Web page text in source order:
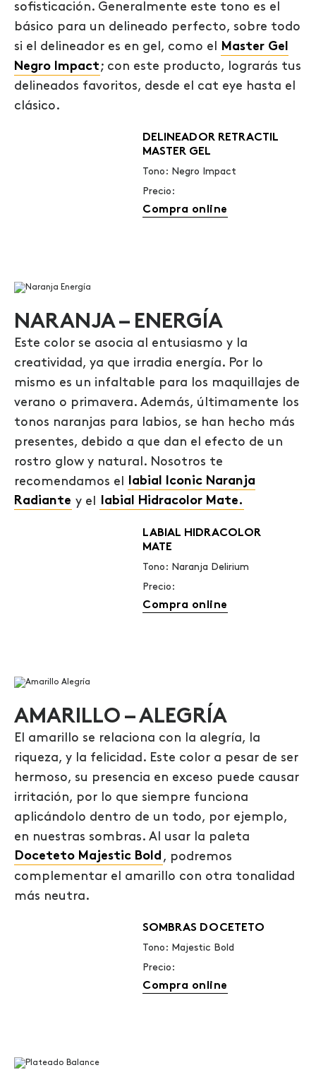
sofisticación. Generalmente este tono es el
básico para un delineado perfecto, sobre todo
si el delineador es en gel, como el Master Gel
Negro Impact; con este producto, lograrás tus
delineados favoritos, desde el cat eye hasta el
clásico.
DELINEADOR RETRACTIL
MASTER GEL
Tono: Negro Impact
Precio:
Compra online
NARANJA – ENERGÍA
Este color se asocia al entusiasmo y la
creatividad, ya que irradia energía. Por lo
mismo es un infaltable para los maquillajes de
verano o primavera. Además, últimamente los
tonos naranjas para labios, se han hecho más
presentes, debido a que dan el efecto de un
rostro glow y natural. Nosotros te
recomendamos el
labial Iconic Naranja
Radiante y el labial Hidracolor Mate.
LABIAL HIDRACOLOR
MATE
Tono: Naranja Delirium
Precio:
Compra online
AMARILLO – ALEGRÍA
El amarillo se relaciona con la alegría, la
riqueza, y la felicidad. Este color a pesar de ser
hermoso, su presencia en exceso puede causar
irritación, por lo que siempre funciona
aplicándolo dentro de un todo, por ejemplo,
en nuestras sombras. Al usar la paleta
Doceteto Majestic Bold , podremos
complementar el amarillo con otra tonalidad
más neutra.
SOMBRAS DOCETETO
Tono: Majestic Bold
Precio:
Compra online